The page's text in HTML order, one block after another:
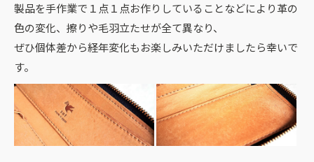
製品を手作業で１点１点お作りしていることなどにより革の
色の変化、擦りや毛羽立たせが全て異なり、
ぜひ個体差から経年変化もお楽しみいただけましたら幸いで
す。